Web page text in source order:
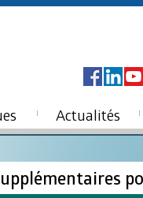
Actualités